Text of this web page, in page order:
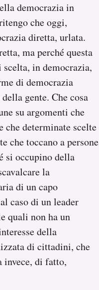
democrazia in
che oggi,
diretta, urlata.
ma perché questa
in democrazia,
di democrazia
gente. Che cosa
su argomenti che
che determinate scelte
che toccano a persone
si occupino della
la
di un capo
caso di un leader
quali non ha un
della
di cittadini, che
invece, di fatto,